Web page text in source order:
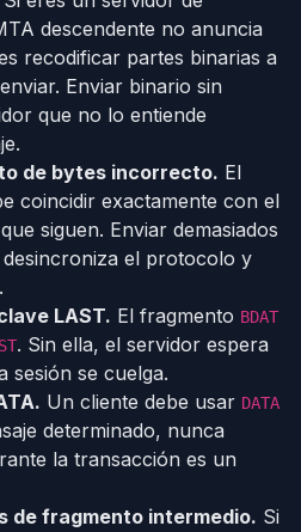
descendente no anuncia
recodificar partes binarias a
Enviar binario sin
que no lo entiende
de bytes incorrecto. El
coincidir exactamente con el
siguen. Enviar demasiados
el protocolo y
LAST. El fragmento BDAT
. Sin ella, el servidor espera
sesión se cuelga.
Un cliente debe usar DATA
determinado, nunca
la transacción es un
de fragmento intermedio. Si